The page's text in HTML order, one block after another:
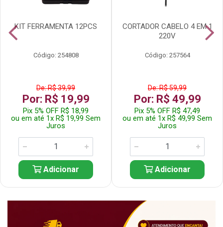
KIT FERRAMENTA 12PCS
Código: 254808
De: R$ 39,99
Por: R$ 19,99
Pix 5% OFF R$ 18,99
ou em até 1x R$ 19,99 Sem
Juros
Adicionar
CORTADOR CABELO 4 EM 1
220V
Código: 257564
De: R$ 59,99
Por: R$ 49,99
Pix 5% OFF R$ 47,49
ou em até 1x R$ 49,99 Sem
Juros
Adicionar